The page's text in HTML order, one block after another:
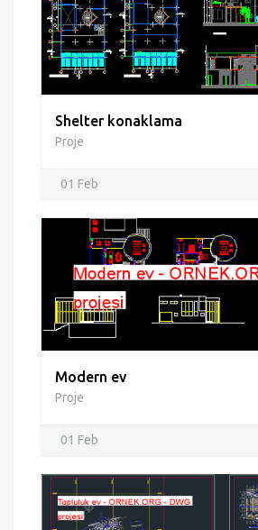
Shelter konaklama
Proje
01 Feb
Modern ev
Proje
01 Feb